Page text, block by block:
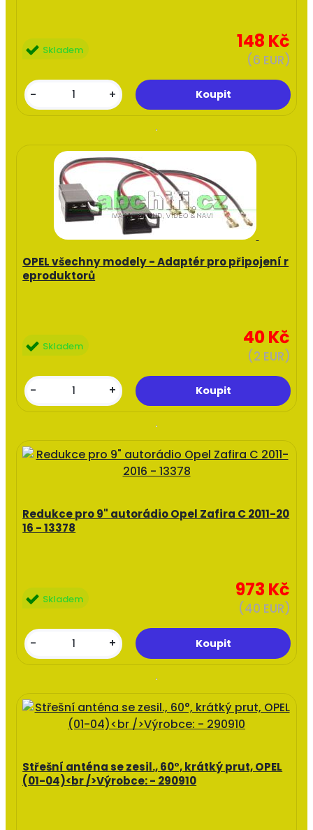
148 Kč
(6 EUR)
Skladem
- +
OPEL všechny modely - Adaptér pro připojení r
eproduktorů
40 Kč
(2 EUR)
Skladem
- +
Redukce pro 9" autorádio Opel Zafira C 2011-20
16 - 13378
973 Kč
(40 EUR)
Skladem
- +
Střešní anténa se zesil., 60°, krátký prut, OPEL
(01-04)<br />Výrobce: - 290910